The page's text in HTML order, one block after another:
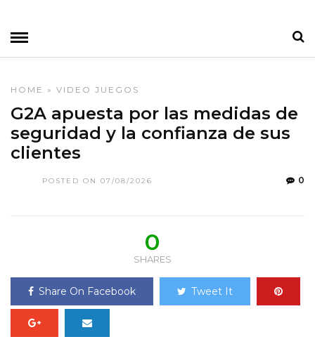
HOME » VIDEO JUEGOS
G2A apuesta por las medidas de
seguridad y la confianza de sus
clientes
POSTED ON 07/08/2026 0
0
SHARES
Share On Facebook Tweet It